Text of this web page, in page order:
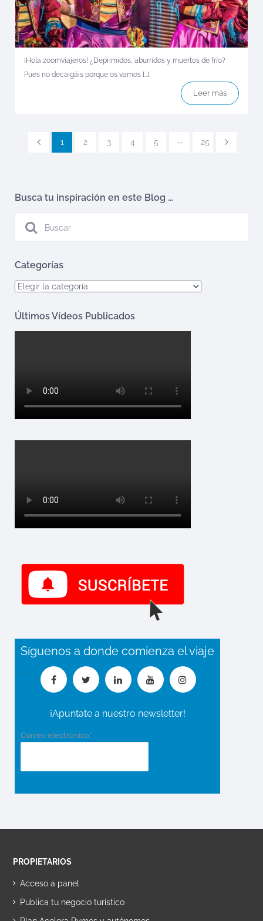
¡Hola zoomviajeros! ¿Deprimidos, aburridos y muertos de frío?
Pues no decaigáis porque os vamos [...]
Leer más
1 2 3 4 5 ··· 25
Busca tu inspiración en este Blog …
Categorías
Categorías
Últimos Vídeos Publicados
Síguenos a donde comienza el viaje
¡Apuntate a nuestro newsletter!
Correo electrónico*
PROPIETARIOS
Acceso a panel
Publica tu negocio turístico